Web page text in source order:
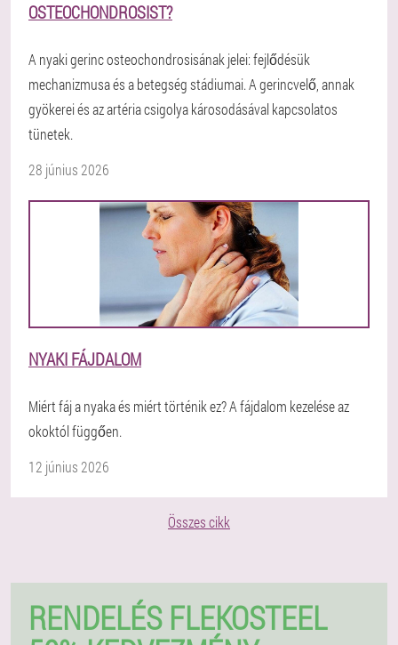
OSTEOCHONDROSIST?
A nyaki gerinc osteochondrosisának jelei: fejlődésük
mechanizmusa és a betegség stádiumai. A gerincvelő, annak
gyökerei és az artéria csigolya károsodásával kapcsolatos
tünetek.
28 június 2026
NYAKI FÁJDALOM
Miért fáj a nyaka és miért történik ez? A fájdalom kezelése az
okoktól függően.
12 június 2026
Összes cikk
RENDELÉS FLEKOSTEEL